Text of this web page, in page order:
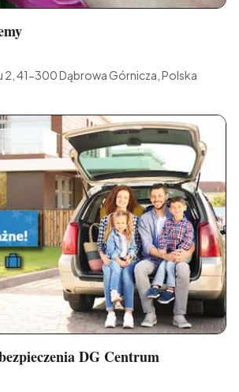
2, 41-300 Dąbrowa Górnicza, Polska
DG Centrum